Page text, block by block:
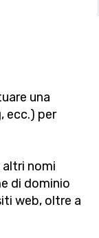
una
ecc.) per
nomi
di dominio
web, oltre a